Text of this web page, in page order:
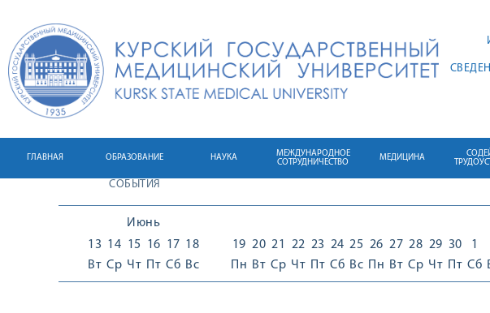
ГЛАВНАЯ ОБРАЗОВАНИЕ НАУКА
МЕЖДУНАРОДНОЕ
СОТРУДНИЧЕСТВО
МЕДИЦИНА
СОБЫТИЯ
Июнь
13
Вт
14
Ср
15
Чт
16
Пт
17
Сб
18
Вс
19
Пн
20
Вт
21
Ср
22
Чт
23
Пт
24
Сб
25
Вс
26
Пн
27
Вт
28
Ср
29
Чт
30
Пт
1
Сб